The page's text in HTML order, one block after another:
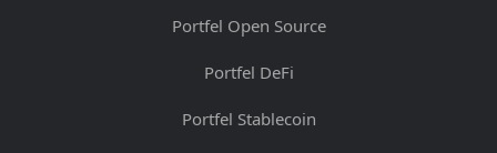
Portfel Open Source
Portfel DeFi
Portfel Stablecoin